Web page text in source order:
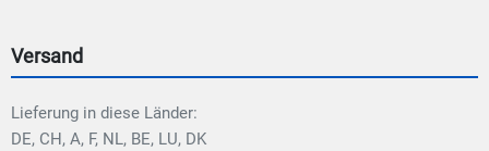
Versand
Lieferung in diese Länder:
DE, CH, A, F, NL, BE, LU, DK